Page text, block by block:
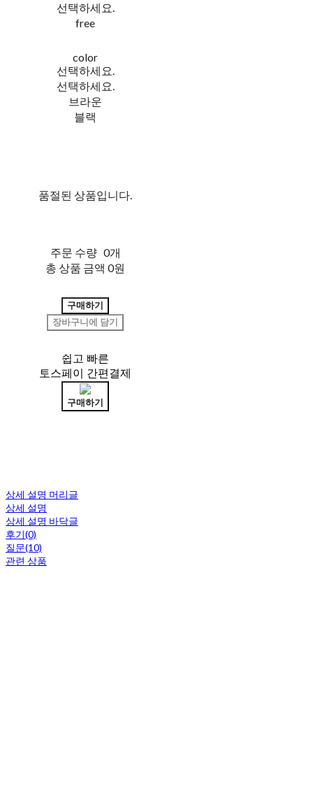
선택하세요.
free
color
선택하세요.
선택하세요.
브라운
블랙
품절된 상품입니다.
주문 수량 0개
총 상품 금액 0원
구매하기
장바구니에 담기
쉽고 빠른
토스페이 간편결제
구매하기
상세 설명 머리글
상세 설명
상세 설명 바닥글
후기(0)
질문(10)
관련 상품